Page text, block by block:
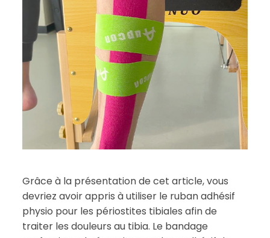
Grâce à la présentation de cet article, vous
devriez avoir appris à utiliser le ruban adhésif
physio pour les périostites tibiales afin de
traiter les douleurs au tibia. Le bandage